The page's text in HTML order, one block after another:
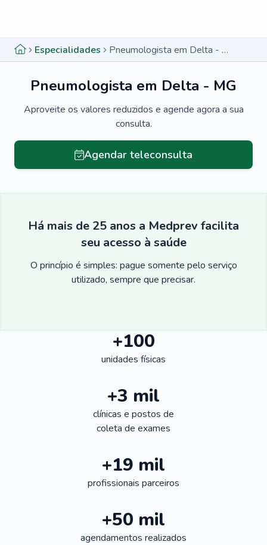
Especialidades Pneumologista em Delta - MG
Pneumologista em Delta - MG
Aproveite os valores reduzidos e agende agora a sua
consulta.
Agendar teleconsulta
Há mais de 25 anos a Medprev facilita
seu acesso à saúde
O princípio é simples: pague somente pelo serviço
utilizado, sempre que precisar.
+100
unidades físicas
+3 mil
clínicas e postos de
coleta de exames
+19 mil
profissionais parceiros
+50 mil
agendamentos realizados